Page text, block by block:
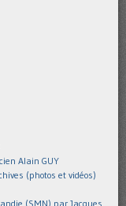
Alain GUY
(photos et vidéos)
(SMN) par Jacques